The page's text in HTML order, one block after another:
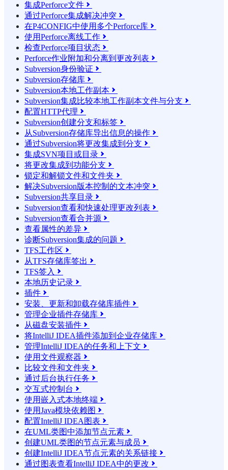
集成Perforce文件 
通过Perforce集成解决冲突 
在P4CONFIG中使用多个Perforce库 
使用Perforce离线工作 
检查Perforce项目状态 
Perforce作业附加和分离到更改列表 
Subversion身份验证 
Subversion存储库 
Subversion本地工作副本 
Subversion集成比较本地工作副本文件与分支 
配置HTTP代理 
Subversion创建分支和标签 
从Subversion存储库导出信息的操作 
通过Subversion将更改集成到分支 
集成SVN项目或目录 
将更改集成到功能分支 
锁定和解锁文件和文件夹 
解决Subversion版本控制的文本冲突 
Subversion共享目录 
Subversion查看和快速处理更改列表 
Subversion查看合并源 
查看属性的差异 
诊断Subversion集成的问题 
TFS工作区 
从TFS存储库签出 
TFS签入 
本地历史记录 
插件 
安装、更新和卸载存储库插件 
管理企业插件存储库 
从磁盘安装插件 
将IntelliJ IDEA插件添加到企业存储库 
管理IntelliJ IDEA的任务和上下文 
使用文件观察器 
比较文件和文件夹 
通过后台执行任务 
交互式控制台 
使用嵌入式本地终端 
使用Java模块依赖图 
配置IntelliJ IDEA图表 
在UML类图中添加节点元素 
创建UML类图的节点元素与成员 
创建IntelliJ IDEA节点元素的关系链接 
通过图表查看IntelliJ IDEA中的更改 